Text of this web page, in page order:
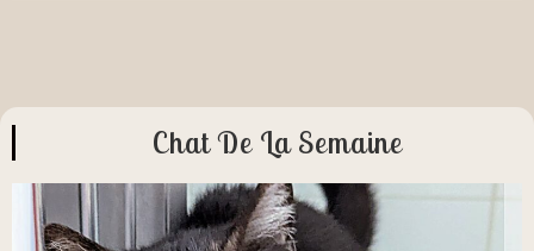
Chat De La Semaine